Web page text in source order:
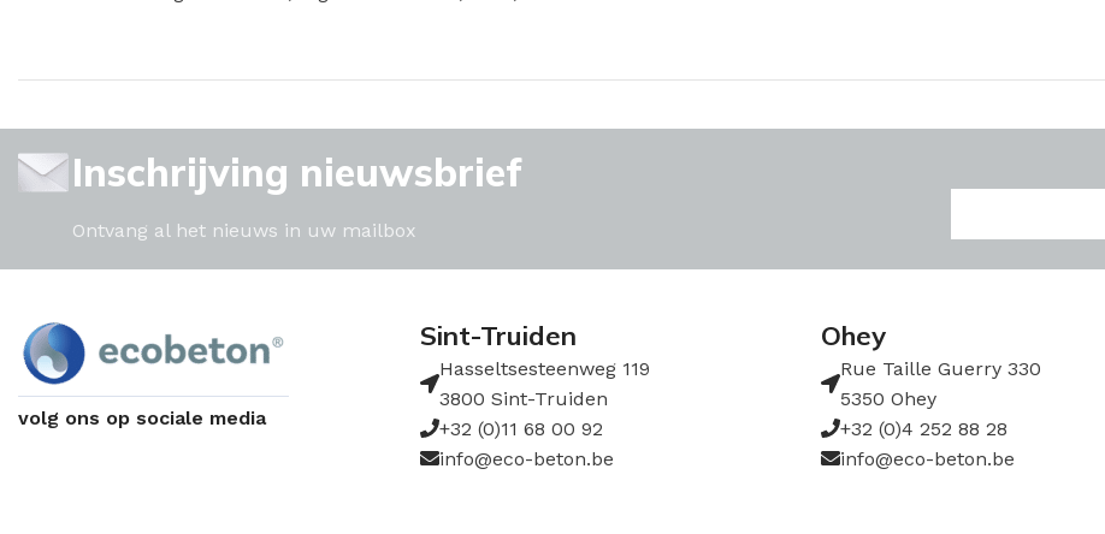
Inschrijving nieuwsbrief
Ontvang al het nieuws in uw mailbox
volg ons op sociale media
Sint-Truiden
Hasseltsesteenweg 119
3800 Sint-Truiden
+32 (0)11 68 00 92
info@eco-beton.be
Ohey
Rue Taille Guerry 330
5350 Ohey
+32 (0)4 252 88 28
info@eco-beton.be